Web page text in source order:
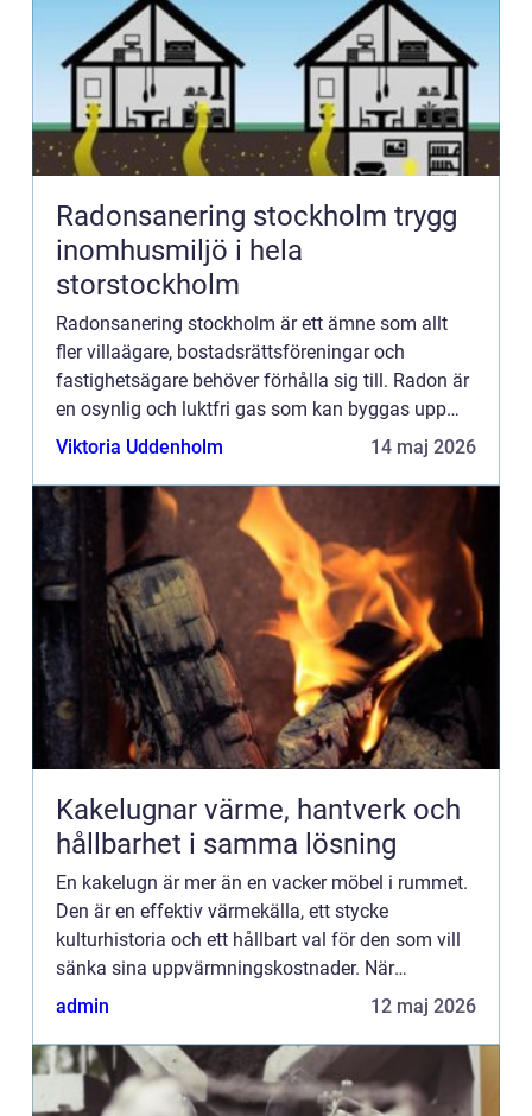
Radonsanering stockholm trygg
inomhusmiljö i hela
storstockholm
Radonsanering stockholm är ett ämne som allt
fler villaägare, bostadsrättsföreningar och
fastighetsägare behöver förhålla sig till. Radon är
en osynlig och luktfri gas som kan byggas upp
inomhus och på sikt orsaka allvarliga
Viktoria Uddenholm 14 maj 2026
Kakelugnar värme, hantverk och
hållbarhet i samma lösning
En kakelugn är mer än en vacker möbel i rummet.
Den är en effektiv värmekälla, ett stycke
kulturhistoria och ett hållbart val för den som vill
sänka sina uppvärmningskostnader. När
energipriserna stiger och intresset för naturliga
admin 12 maj 2026